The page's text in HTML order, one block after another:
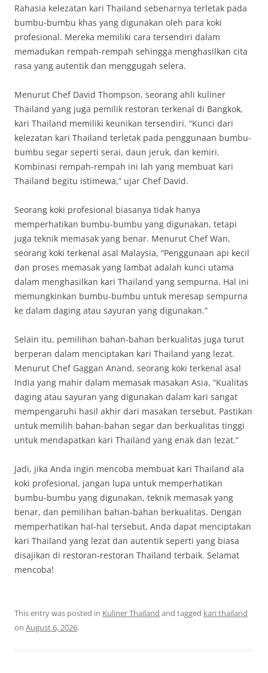
Rahasia kelezatan kari Thailand sebenarnya terletak pada
bumbu-bumbu khas yang digunakan oleh para koki
profesional. Mereka memiliki cara tersendiri dalam
memadukan rempah-rempah sehingga menghasilkan cita
rasa yang autentik dan menggugah selera.
Menurut Chef David Thompson, seorang ahli kuliner
Thailand yang juga pemilik restoran terkenal di Bangkok,
kari Thailand memiliki keunikan tersendiri. “Kunci dari
kelezatan kari Thailand terletak pada penggunaan bumbu-
bumbu segar seperti serai, daun jeruk, dan kemiri.
Kombinasi rempah-rempah ini lah yang membuat kari
Thailand begitu istimewa,” ujar Chef David.
Seorang koki profesional biasanya tidak hanya
memperhatikan bumbu-bumbu yang digunakan, tetapi
juga teknik memasak yang benar. Menurut Chef Wan,
seorang koki terkenal asal Malaysia, “Penggunaan api kecil
dan proses memasak yang lambat adalah kunci utama
dalam menghasilkan kari Thailand yang sempurna. Hal ini
memungkinkan bumbu-bumbu untuk meresap sempurna
ke dalam daging atau sayuran yang digunakan.”
Selain itu, pemilihan bahan-bahan berkualitas juga turut
berperan dalam menciptakan kari Thailand yang lezat.
Menurut Chef Gaggan Anand, seorang koki terkenal asal
India yang mahir dalam memasak masakan Asia, “Kualitas
daging atau sayuran yang digunakan dalam kari sangat
mempengaruhi hasil akhir dari masakan tersebut. Pastikan
untuk memilih bahan-bahan segar dan berkualitas tinggi
untuk mendapatkan kari Thailand yang enak dan lezat.”
Jadi, jika Anda ingin mencoba membuat kari Thailand ala
koki profesional, jangan lupa untuk memperhatikan
bumbu-bumbu yang digunakan, teknik memasak yang
benar, dan pemilihan bahan-bahan berkualitas. Dengan
memperhatikan hal-hal tersebut, Anda dapat menciptakan
kari Thailand yang lezat dan autentik seperti yang biasa
disajikan di restoran-restoran Thailand terbaik. Selamat
mencoba!
This entry was posted in Kuliner Thailand and tagged kari thailand
on August 6, 2026.